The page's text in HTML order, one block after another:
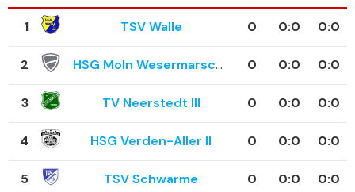
1 TSV Walle 0 0:0 0:0
2 HSG MoIn Wesermarsch II 0 0:0 0:0
3 TV Neerstedt III 0 0:0 0:0
4 HSG Verden-Aller II 0 0:0 0:0
5 TSV Schwarme 0 0:0 0:0